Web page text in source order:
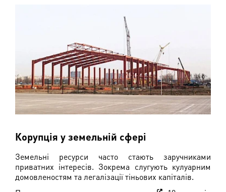
Корупція у земельній сфері
Земельні ресурси часто стають заручниками
приватних інтересів. Зокрема слугують кулуарним
домовленостям та легалізації тіньових капіталів.